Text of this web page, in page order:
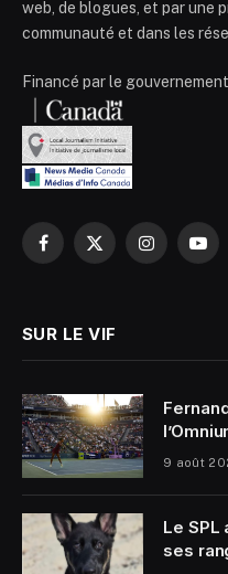
web, de blogues, et par une
communauté et dans les
Financé par le
Facebook
X
Instagram
SUR LE VIF
9 août
Le SPL
ses